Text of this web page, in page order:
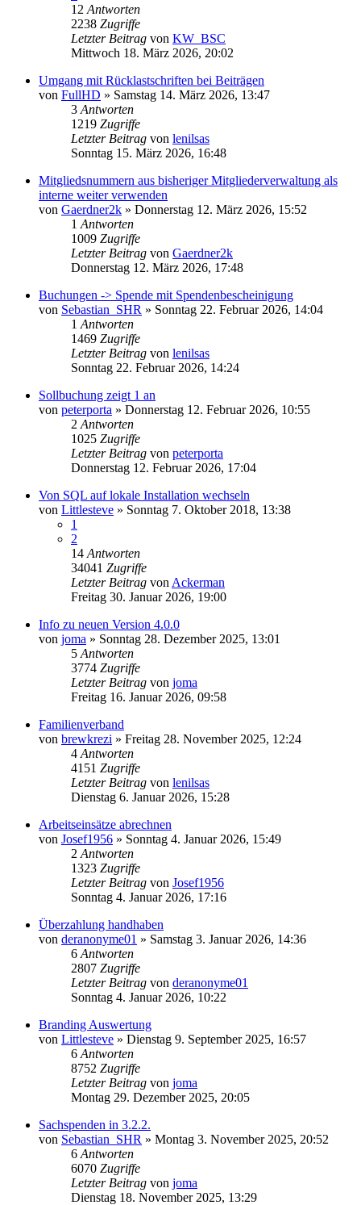
12 Antworten
2238 Zugriffe
Letzter Beitrag von KW_BSC
Mittwoch 18. März 2026, 20:02
Umgang mit Rücklastschriften bei Beiträgen
von FullHD » Samstag 14. März 2026, 13:47
3 Antworten
1219 Zugriffe
Letzter Beitrag von lenilsas
Sonntag 15. März 2026, 16:48
Mitgliedsnummern aus bisheriger Mitgliederverwaltung als
interne weiter verwenden
von Gaerdner2k » Donnerstag 12. März 2026, 15:52
1 Antworten
1009 Zugriffe
Letzter Beitrag von Gaerdner2k
Donnerstag 12. März 2026, 17:48
Buchungen -> Spende mit Spendenbescheinigung
von Sebastian_SHR » Sonntag 22. Februar 2026, 14:04
1 Antworten
1469 Zugriffe
Letzter Beitrag von lenilsas
Sonntag 22. Februar 2026, 14:24
Sollbuchung zeigt 1 an
von peterporta » Donnerstag 12. Februar 2026, 10:55
2 Antworten
1025 Zugriffe
Letzter Beitrag von peterporta
Donnerstag 12. Februar 2026, 17:04
Von SQL auf lokale Installation wechseln
von Littlesteve » Sonntag 7. Oktober 2018, 13:38
1
2
14 Antworten
34041 Zugriffe
Letzter Beitrag von Ackerman
Freitag 30. Januar 2026, 19:00
Info zu neuen Version 4.0.0
von joma » Sonntag 28. Dezember 2025, 13:01
5 Antworten
3774 Zugriffe
Letzter Beitrag von joma
Freitag 16. Januar 2026, 09:58
Familienverband
von brewkrezi » Freitag 28. November 2025, 12:24
4 Antworten
4151 Zugriffe
Letzter Beitrag von lenilsas
Dienstag 6. Januar 2026, 15:28
Arbeitseinsätze abrechnen
von Josef1956 » Sonntag 4. Januar 2026, 15:49
2 Antworten
1323 Zugriffe
Letzter Beitrag von Josef1956
Sonntag 4. Januar 2026, 17:16
Überzahlung handhaben
von deranonyme01 » Samstag 3. Januar 2026, 14:36
6 Antworten
2807 Zugriffe
Letzter Beitrag von deranonyme01
Sonntag 4. Januar 2026, 10:22
Branding Auswertung
von Littlesteve » Dienstag 9. September 2025, 16:57
6 Antworten
8752 Zugriffe
Letzter Beitrag von joma
Montag 29. Dezember 2025, 20:05
Sachspenden in 3.2.2.
von Sebastian_SHR » Montag 3. November 2025, 20:52
6 Antworten
6070 Zugriffe
Letzter Beitrag von joma
Dienstag 18. November 2025, 13:29